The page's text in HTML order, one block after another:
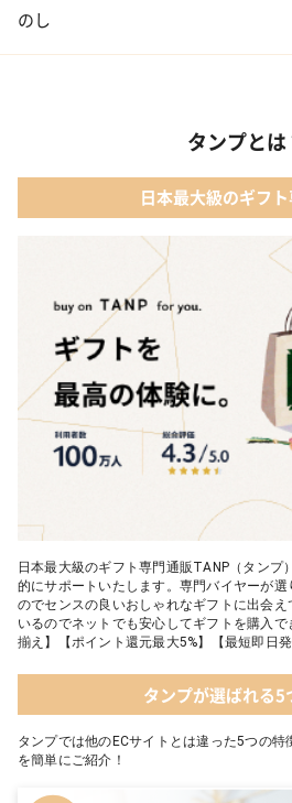
のし
タンプとは
日本最大級のギフ
日本最大級のギフト専門通販TANP（タンプ
的にサポートいたします。専門バイヤーが
のでセンスの良いおしゃれなギフトに出会
いるのでネットでも安心してギフトを購入
揃え】【ポイント還元最大5%】【最短即日発
タンプが選ばれる5
タンプでは他のECサイトとは違った5つの
を簡単にご紹介！